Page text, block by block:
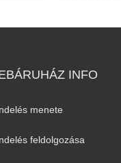
INFO
menete
feldolgozása